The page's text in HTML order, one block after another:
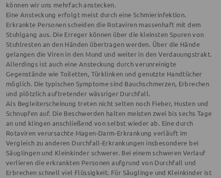
können wir uns mehrfach anstecken.
Eine Ansteckung erfolgt meist durch eine Schmierinfektion.
Erkrankte Personen scheiden die Rotaviren massenhaft mit dem
Stuhlgang aus. Die Erreger können über die kleinsten Spuren von
Stuhlresten an den Händen übertragen werden. Über die Hände
gelangen die Viren in den Mund und weiter in den Verdauungstrakt.
Allerdings ist auch eine Ansteckung durch verunreinigte
Gegenstände wie Toiletten, Türklinken und genutzte Handtücher
möglich. Die typischen Symptome sind Bauchschmerzen, Erbrechen
und plötzlich auftretender wässriger Durchfall.
Als Begleiterscheinung treten nicht selten noch Fieber, Husten und
Schnupfen auf. Die Beschwerden halten meisten zwei bis sechs Tage
an und klingen anschließend von selbst wieder ab. Eine durch
Rotaviren verursachte Magen-Darm-Erkrankung verläuft im
Vergleich zu anderen Durchfall-Erkrankungen insbesondere bei
Säuglingen und Kleinkinder schwerer. Bei einem schweren Verlauf
verlieren die erkrankten Personen aufgrund von Durchfall und
Erbrechen schnell viel Flüssigkeit. Für Säuglinge und Kleinkinder ist